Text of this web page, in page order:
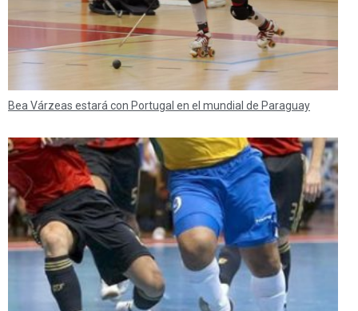
Bea Várzeas estará con Portugal en el mundial de Paraguay